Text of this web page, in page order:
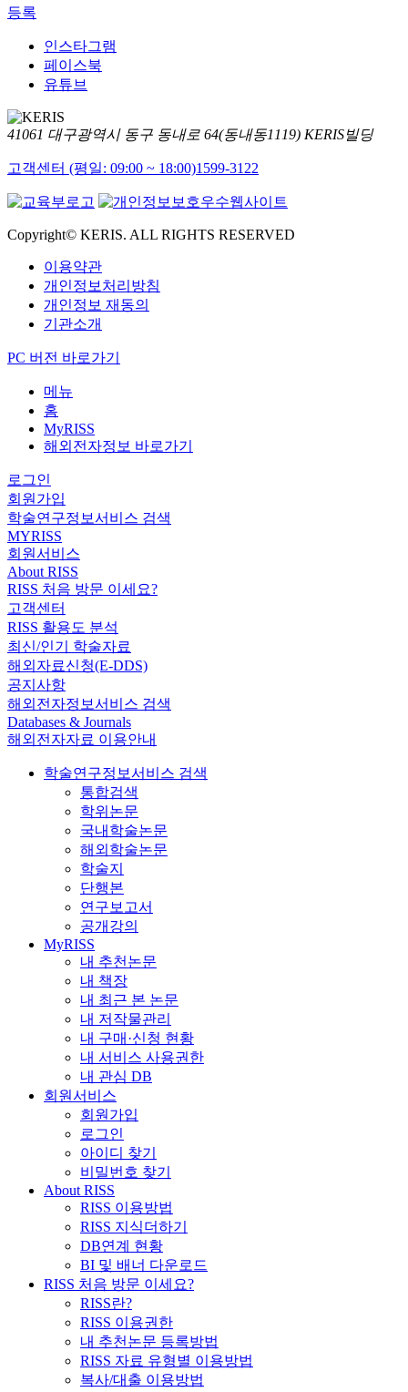
등록
인스타그램
페이스북
유튜브
41061 대구광역시 동구 동내로 64(동내동1119) KERIS빌딩
고객센터 (평일: 09:00 ~ 18:00)1599-3122
Copyright© KERIS. ALL RIGHTS RESERVED
이용약관
개인정보처리방침
개인정보 재동의
기관소개
PC 버전 바로가기
메뉴
홈
MyRISS
해외전자정보 바로가기
로그인
회원가입
학술연구정보서비스 검색
MYRISS
회원서비스
About RISS
RISS 처음 방문 이세요?
고객센터
RISS 활용도 분석
최신/인기 학술자료
해외자료신청(E-DDS)
공지사항
해외전자정보서비스 검색
Databases & Journals
해외전자자료 이용안내
학술연구정보서비스 검색
통합검색
학위논문
국내학술논문
해외학술논문
학술지
단행본
연구보고서
공개강의
MyRISS
내 추천논문
내 책장
내 최근 본 논문
내 저작물관리
내 구매·신청 현황
내 서비스 사용권한
내 관심 DB
회원서비스
회원가입
로그인
아이디 찾기
비밀번호 찾기
About RISS
RISS 이용방법
RISS 지식더하기
DB연계 현황
BI 및 배너 다운로드
RISS 처음 방문 이세요?
RISS란?
RISS 이용권한
내 추천논문 등록방법
RISS 자료 유형별 이용방법
복사/대출 이용방법